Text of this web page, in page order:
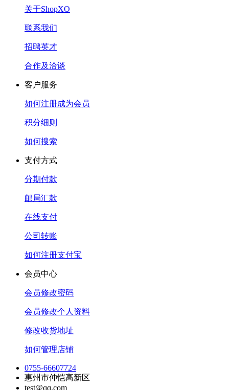
关于ShopXO
联系我们
招聘英才
合作及洽谈
客户服务
如何注册成为会员
积分细则
如何搜索
支付方式
分期付款
邮局汇款
在线支付
公司转账
如何注册支付宝
会员中心
会员修改密码
会员修改个人资料
修改收货地址
如何管理店铺
0755-66607724
惠州市仲恺高新区
test@qq.com